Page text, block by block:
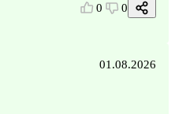
0 0
01.08.2026